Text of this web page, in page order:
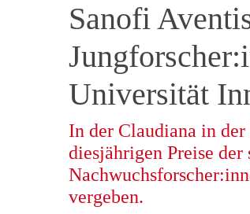
Sanofi
Universität
In der Claudiana in
diesjährigen Preise
vergeben.